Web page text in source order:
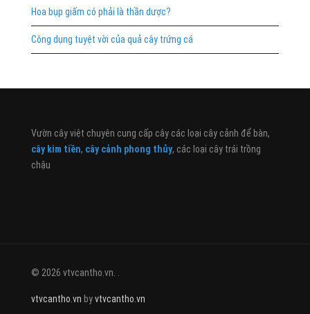
Hoa bụp giấm có phải là thần dược?
Công dụng tuyệt vời của quả cây trứng cá
Vườn cây việt chuyên cung cấp cây các loại cây cảnh để bàn,
cây kim tiền, cây cảnh phong thủy, các loại cây trái trồng
chậu
© 2026 vtvcantho.vn. .
vtvcantho.vn byvtvcantho.vn